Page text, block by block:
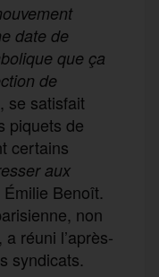
date de
que ça
de
, se satisfait
piquets de
certains
aux
Émilie Benoît.
non
réuni l’après-
syndicats.